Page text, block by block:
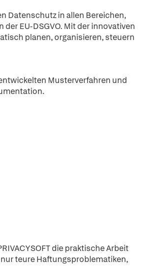
Datenschutz in allen Bereichen,
EU-DSGVO. Mit der innovativen
planen, organisieren, steuern
Musterverfahren und
die praktische Arbeit
teure Haftungsproblematiken,